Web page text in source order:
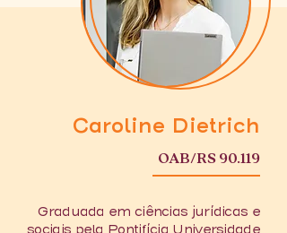
Caroline Dietrich
OAB/RS 90.119
Graduada em ciências jurídicas e
sociais pela Pontifícia Universidade